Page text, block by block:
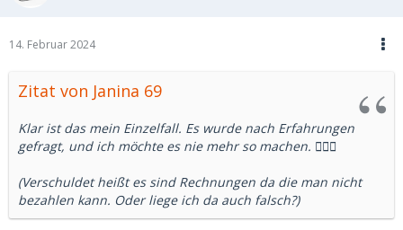
14. Februar 2024
Zitat von Janina 69
Klar ist das mein Einzelfall. Es wurde nach Erfahrungen
gefragt, und ich möchte es nie mehr so machen. 🤷🏻‍♀️
(Verschuldet heißt es sind Rechnungen da die man nicht
bezahlen kann. Oder liege ich da auch falsch?)